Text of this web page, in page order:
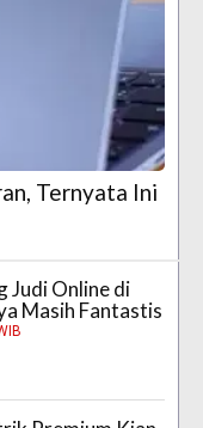
Ternyata Ini
Judi Online di
Masih Fantastis